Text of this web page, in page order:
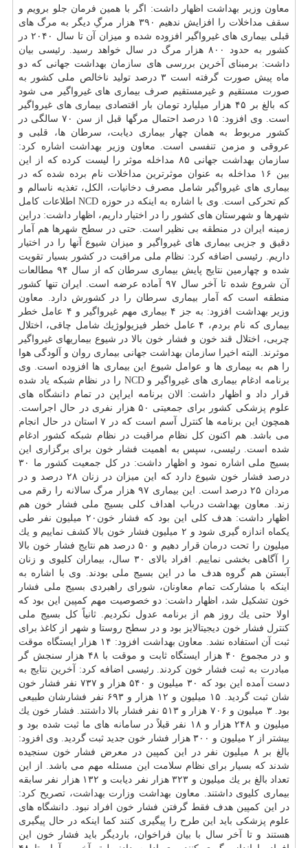
معاون وزیر بهداشت اظهار داشت: اگر با همین فرمان جلو برویم و
سقف مداخلات را افزایش ندهیم ۳۹۰ هزار مرگِ دیگر به مرگ های
قبلی بیماری های غیرواگیر افزوده شده و میزان آن تا سال ۲۰۴۰ در
كشور به حدود ۸۰۰ هزار مرگ در سال خواهد رسید. رئیسی بیان
داشت: برمبنای آخرین بررسی های سازمان بهداشت جهانی كه دو
ماه پیش صورت گرفته است ۳ درصد تولید ناخالص ملی كشور به
صورت مستقیم و غیرمستقیم صرف بیماری های غیرواگیر می شود
كه بالغ بر ۴۵ هزار میلیارد تومان بار اقتصادی بیماری های غیرواگیر
است. وی افزود: ۱۵ درصد احتمال مرگها قبل از سن ۷۰ سالگی در
كشور مربوط به همان چهار بیماری دیابت، سرطان ها، قلبی و
عروقی و مزمن تنفسی است. معاون وزیر بهداشت اشاره كرد:
سازمان بهداشت جهانی ۸۵ مداخله موثر را لیست كرده كه از این
بین ۱۶ مداخله به عنوان موثرترین مداخلات نام برده شده كه در
بیماری های غیرواگیر شامل مصرف دخانیات، الكل، تغذیه ناسالم و
كم تحركی است. وی با اشاره به اینكه در حوزه NCD اطلاعات كامل
شهرها و شهرستان های كشور را در اختیار داریم، اظهار داشت: دراین
زمینه ایران در منطقه بی نظیر است. حتی در سطح شهرها هم آمار
دقیق و جزیی بیماری های غیرواگیر و میزان شیوع آنها را در اختیار
داریم. رئیسی اضافه كرد: نظام ملی مراقبت در كشور بسیار تقویت
شده و چهارمین نتایج پایش بیماری سرطان كه از سال ۹۴ مطالعات
آن شروع شده تا آخر سال ۹۷ آماده عرضه است. ایران تنها كشور
منطقه است كه آمار بیماری سرطان را در كشورش دارد. معاون
وزیر بهداشت افزود: به جز ۴ بیماری مهم غیرواگیر و ۴ عامل خطر
بیماری كه نام بردم، ۴ عامل خطر فیزیولوژیك شامل چاقی، اختلال
چربی، اختلال قند خون و فشار خون بالا در شیوع بیماریهای غیرواگیر
موثرند. البته اخیرا سازمان بهداشت جهانی بیماری روان و آلودگی هوا
را هم به بیماری ها و عوامل شیوع این بیماری ها افزوده است. وی
برنامه ادغام بیماری های غیرواگیر و NCD را در نظام شبكه یاد شده
قرار داد و اظهار داشت: الان برنامه ایراپن در تمامدانشگاه های
علوم پزشكی كشور برای جمعیتی ۵۰ هزار نفری در حال اجراست.
همچون این برنامه ها كنترل آسم است كه در ۷ استان در حال انجام
می باشد. هم اكنون كل نظام مراقبت در نظام شبكه كشور ادغام
شده است. رئیسی، سپس به اهمیت فشار خون برای برگزاری این
بسیج ملی اشاره نمود و اظهار داشت: در كل جمعیت كشور ما ۳۰
درصد فشار خون شیوع دارد كه این میزان در زنان ۲۸ درصد و در
مردان ۲۵ درصد است. این بیماری ۹۷ هزار مرگ سالانه را رقم می
زند. معاون بهداشت درباب اهداف كلی بسیج ملی فشار خون هم
اظهار داشت: هدف كلی این بود كه فشار خون۲۰ میلیون نفر طی
یكماه اندازه گیری شود و ۲ میلیون فشار خون بالا كشف نماییم و یك
میلیون را تحت درمان
قرار دهیم و ۵۰ درصد هم نتایج فشار خون بالا
را آگاهی بخشی نماییم. افراد بالای ۳۰ سال، بیماران كلیوی و زنان
آبستن هم گروه هدف ما در این بسیج ملی بودند. وی با اشاره به
اینكه با مشاركت تمام معاونان، شورای راهبردی بسیج ملی فشار
خون تشكیل شد، اظهار داشت: دو خصوصیت مهم كمپین این بود كه
اولا حتی یك روز هم از برنامه عدول نكردیم. ثانیاً كل بسیج ملی
كنترل فشار خون دیجیتالایز بود و در سطح روستا و شهر از كاغذ برای
ثبت آن استفاده نشد. معاون بهداشت افزود: ۱۴ هزار ایستگاه موقت
و در مجموع ۴۰ هزار ایستگاه ثابت و موقت با ۴۸ هزار سنجش گر
مبادرت به ثبت فشار خون كردند. رئیسی اضافه كرد: آخرین نتایج به
دست آمده این بود كه ۳۰ میلیون و ۵۴۰ هزار و ۷۳۷ نفر فشار خون
شان ثبت گردید. ۱۵ میلیون و ۱۲ هزار و ۶۹۳ نفر فشارشان طبیعی
بود. ۳ میلیون و ۷۰۶ هزار و ۵۱۳ نفر فشار بالا داشتند. فشار خون یك
میلیون و ۲۴۸ هزار و ۱۸ نفر قبلاً در سامانه های ما ثبت شده بود و
بیشتر از ۲ میلیون و ۳۰۰ هزار فشار خون جدید ثبت گردید. وی افزود:
بالغ بر ۸ میلیون نفر در این كمپین در معرض فشار خون سنجیده
شدند كه بسیار برای نظام سلامت این مسئله مهم می باشد. از این
تعداد بالغ بر یك میلیون و ۳۲۳ هزار نفر دیابت و ۱۳۲ هزار نفر سابقه
بیماری كلیوی داشتند. معاون بهداشت وزارت بهداشت، تصریح كرد:
در این كمپین هدف فقط گرفتن فشار خون افراد نبود. دانشگاه های
علوم پزشكی باید این طرح را پیگیری كنند كما اینكه در حال پیگیری
هستند و تا آخر سال با بیان فراخوان، باردیگر باید فشار خون این